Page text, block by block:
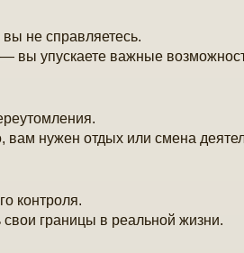
не справляетесь.
вы упускаете важные
нужен отдых или смена
контроля.
границы в реальной жизни.